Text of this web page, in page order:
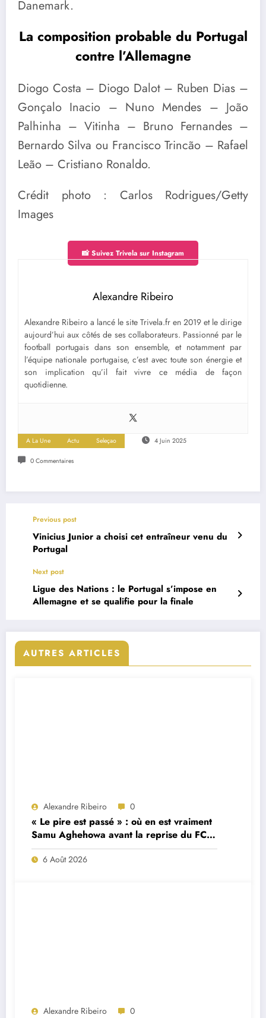
Danemark.
La composition probable du Portugal
contre l’Allemagne
Diogo Costa – Diogo Dalot – Ruben Dias –
Gonçalo Inacio – Nuno Mendes – João
Palhinha – Vitinha – Bruno Fernandes –
Bernardo Silva ou Francisco Trincão – Rafael
Leão – Cristiano Ronaldo.
Crédit photo : Carlos Rodrigues/Getty
Images
📸 Suivez Trivela sur Instagram
Alexandre Ribeiro
Alexandre Ribeiro a lancé le site Trivela.fr en 2019 et le dirige
aujourd’hui aux côtés de ses collaborateurs. Passionné par le
football portugais dans son ensemble, et notamment par
l’équipe nationale portugaise, c’est avec toute son énergie et
son implication qu’il fait vivre ce média de façon
quotidienne.
A La Une Actu Seleçao 4 Juin 2025
0 Commentaires
Previous post
Vinicius Junior a choisi cet entraîneur venu du
Portugal
Next post
Ligue des Nations : le Portugal s’impose en
Allemagne et se qualifie pour la finale
AUTRES ARTICLES
Alexandre Ribeiro 0
« Le pire est passé » : où en est vraiment
Samu Aghehowa avant la reprise du FC
Porto ?
6 Août 2026
Alexandre Ribeiro 0